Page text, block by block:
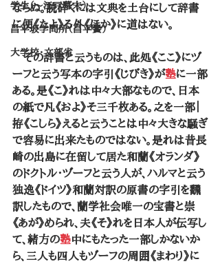
学生（～江戸幕末）
昌平坂学問所（昌平黌）
大学校・文部省
ならぬ。読砕くには文典を土台にして辞書
に便《たよ》る外《ほか》に道はない。
その辞書と云うものは、此処《ここ》にヅ
ーフと云う写本の字引《じびき》が塾に一部
ある。是《こ》れは中々大部なもので、日本
の紙で凡《およ》そ三千枚ある。之を一部｜
拵《こしら》えると云うことは中々大きな騒ぎ
で容易に出来たものではない。是れは昔長
崎の出島に在留して居た和蘭《オランダ》
のドクトル・ヅーフと云う人が、ハルマと云う
独逸《ドイツ》和蘭対訳の原書の字引を飜
訳したもので、蘭学社会唯一の宝書と崇
《あが》められ、夫《そ》れを日本人が伝写し
て、緒方の塾中にもたった一部しかないか
ら、三人も四人もヅーフの周囲《まわり》に